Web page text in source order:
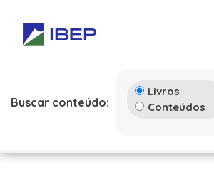
Buscar conteúdo:
Livros
Conteúdos